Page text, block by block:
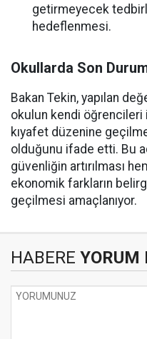
getirmeyecek
hedeflenmesi.
Okullarda Son
Bakan Tekin, yapılan
okulun kendi
kıyafet düzenine
olduğunu ifade etti. Bu
güvenliğin artırılması
ekonomik farkların
geçilmesi amaçlanıyor.
HABERE YORUM